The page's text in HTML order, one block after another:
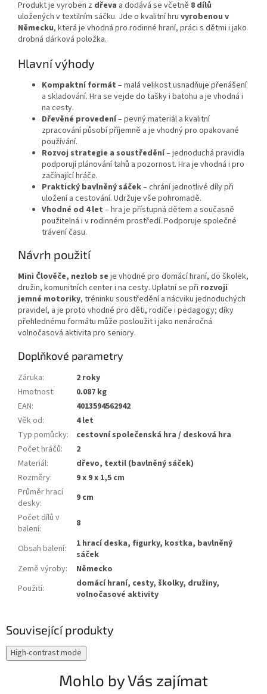
Produkt je vyroben z dřeva a dodává se včetně 8 dílů
uložených v textilním sáčku. Jde o kvalitní hru vyrobenou v
Německu, která je vhodná pro rodinné hraní, práci s dětmi i jako
drobná dárková položka.
Hlavní výhody
Kompaktní formát – malá velikost usnadňuje přenášení
a skladování. Hra se vejde do tašky i batohu a je vhodná i
na cesty.
Dřevěné provedení– pevný materiál a kvalitní
zpracování působí příjemně a je vhodný pro opakované
používání.
Rozvoj strategie a soustředění– jednoduchá pravidla
podporují plánování tahů a pozornost. Hra je vhodná i pro
začínající hráče.
Praktický bavlněný sáček– chrání jednotlivé díly při
uložení a cestování. Udržuje vše pohromadě.
Vhodné od 4 let – hra je přístupná dětem a současně
použitelná i v rodinném prostředí. Podporuje společné
trávení času.
Návrh použití
Mini Člověče, nezlob se je vhodné pro domácí hraní, do školek,
družin, komunitních center i na cesty. Uplatní se při rozvoji
jemné motoriky, tréninku soustředění a nácviku jednoduchých
pravidel, a je proto vhodné pro děti, rodiče i pedagogy; díky
přehlednému formátu může posloužit i jako nenáročná
volnočasová aktivita pro seniory.
Doplňkové parametry
Záruka:
2 roky
Hmotnost:
0.087 kg
EAN:
4013594562942
Věk od:
4 let
Typ pomůcky:
cestovní společenská hra / desková hra
Počet hráčů:
2
Materiál:
dřevo, textil (bavlněný sáček)
Rozměry:
9 x 9 x 1,5 cm
Průměr hrací
desky:
9 cm
Počet dílů v
balení: 8
Obsah balení:
1 hrací deska, figurky, kostka, bavlněný
sáček
Země výroby:
Německo
Použití:
domácí hraní, cesty, školky, družiny,
volnočasové aktivity
Související produkty
High-contrast mode
Mohlo by Vás zajímat